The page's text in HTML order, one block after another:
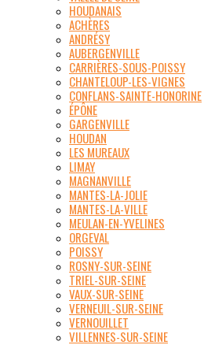
HOUDANAIS
ACHÈRES
ANDRÉSY
AUBERGENVILLE
CARRIÈRES-SOUS-POISSY
CHANTELOUP-LES-VIGNES
CONFLANS-SAINTE-HONORINE
ÉPÔNE
GARGENVILLE
HOUDAN
LES MUREAUX
LIMAY
MAGNANVILLE
MANTES-LA-JOLIE
MANTES-LA-VILLE
MEULAN-EN-YVELINES
ORGEVAL
POISSY
ROSNY-SUR-SEINE
TRIEL-SUR-SEINE
VAUX-SUR-SEINE
VERNEUIL-SUR-SEINE
VERNOUILLET
VILLENNES-SUR-SEINE